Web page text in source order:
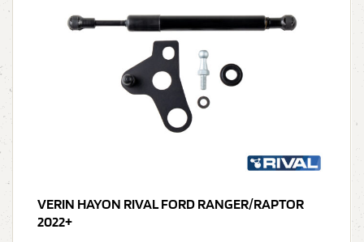
VERIN HAYON RIVAL FORD RANGER/RAPTOR
2022+